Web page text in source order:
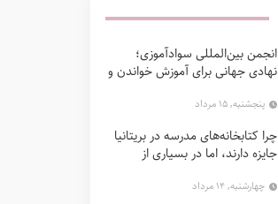
انجمن بین‌المللی سوادآموزی؛
نهادی جهانی برای آموزش خواندن و
پنجشنبه, ۱۵ مرداد
چرا کتابخانه‌های مدرسه در بریتانیا
جایزه دارند، اما در بسیاری از
چهارشنبه, ۱۴ مرداد